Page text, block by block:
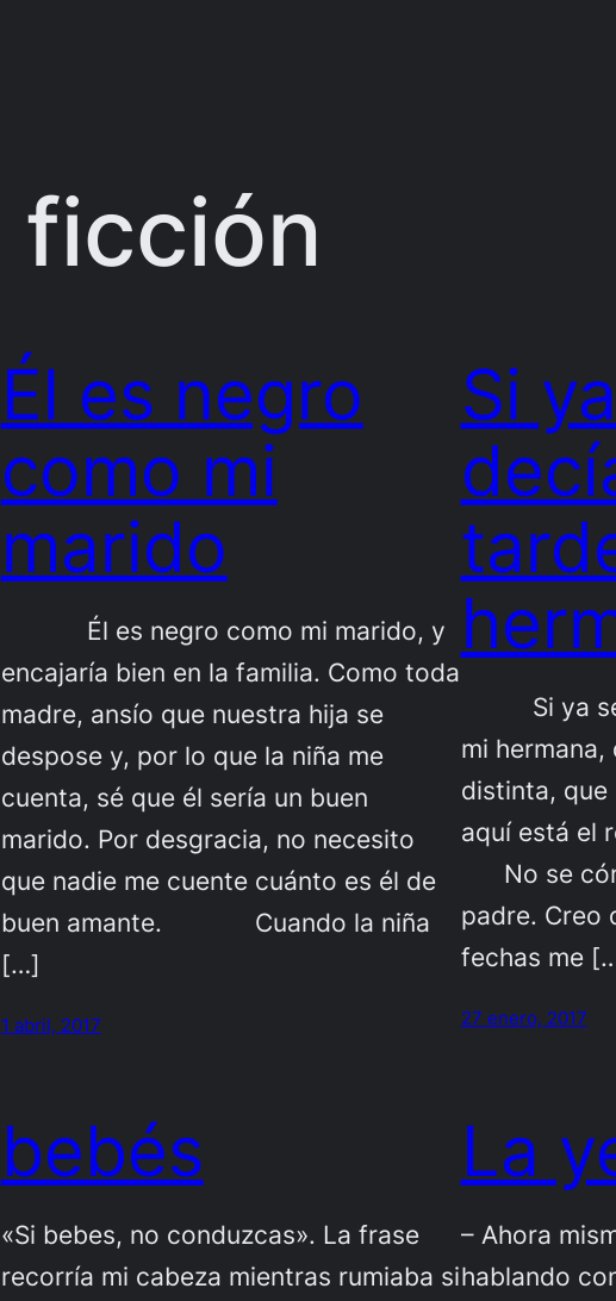
ficción
Él es negro
como mi
marido
Él es negro como mi marido, y
encajaría bien en la familia. Como toda
madre, ansío que nuestra hija se
despose y, por lo que la niña me
cuenta, sé que él sería un buen
marido. Por desgracia, no necesito
que nadie me cuente cuánto es él de
buen amante. Cuando la niña
[…]
1 abril, 2017
Si
Si ya se
mi
distinta, que
aquí está el
No se
padre. Creo
fechas me
27 enero, 2017
bebés
«Si bebes, no conduzcas». La frase
recorría mi cabeza mientras rumiaba si
La
– Ahora
hablando